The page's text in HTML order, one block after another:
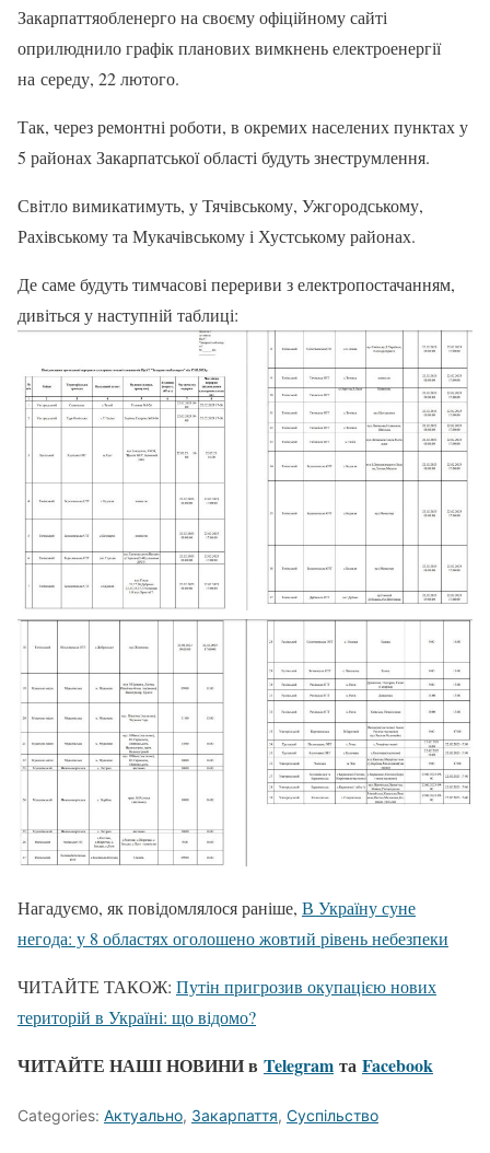
Закарпаттяобленерго на своєму офіційному сайті
оприлюднило графік планових вимкнень електроенергії
на середу, 22 лютого.
Так, через ремонтні роботи, в окремих населених пунктах у
5 районах Закарпатської області будуть знеструмлення.
Світло вимикатимуть, у Тячівському, Ужгородському,
Рахівському та Мукачівському і Хустському районах.
Де саме будуть тимчасові перериви з електропостачанням,
дивіться у наступній таблиці:
Нагадуємо, як повідомлялося раніше, В Україну суне
негода: у 8 областях оголошено жовтий рівень небезпеки
ЧИТАЙТЕ ТАКОЖ: Путін пригрозив окупацією нових
територій в Україні: що відомо?
ЧИТАЙТЕ НАШІ НОВИНИ в Telegram та Facebook
Categories: Актуально, Закарпаття, Суспільство